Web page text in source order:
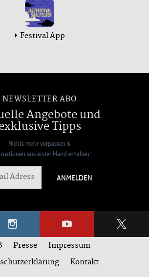
Festival App
NEWSLETTER ABO
Angebote und
Tipps
Nichts mehr verpassen &
aus erster Hand erhalten!
ANMELDEN
Presse
Impressum
Kontakt